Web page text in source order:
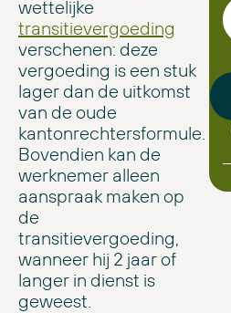
wettelijke
transitievergoeding
verschenen: deze
vergoeding is een stuk
lager dan de uitkomst
van de oude
kantonrechtersformule.
Bovendien kan de
werknemer alleen
aanspraak maken op
de
transitievergoeding,
wanneer hij 2 jaar of
langer in dienst is
geweest.